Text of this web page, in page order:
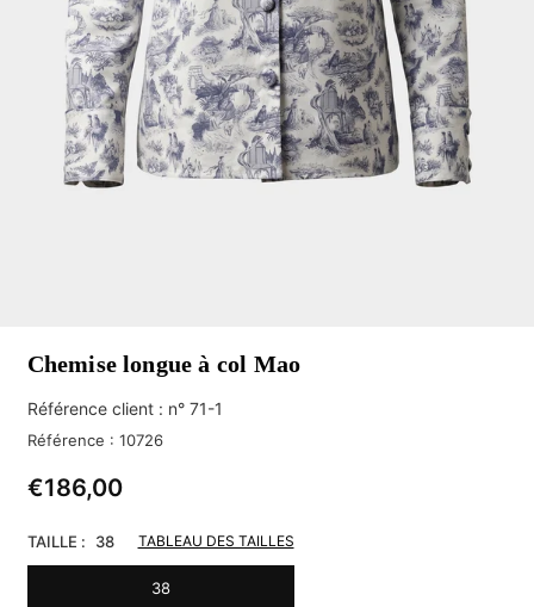
Chemise longue à col Mao
Référence client : n° 71-1
Référence : 10726
Regular
€186,00
TAILLE : 38 TABLEAU DES TAILLES
38